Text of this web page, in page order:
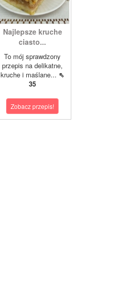
Najlepsze kruche
ciasto...
To mój sprawdzony
przepis na delikatne,
kruche i maślane... ⇖
35
Zobacz przepis!